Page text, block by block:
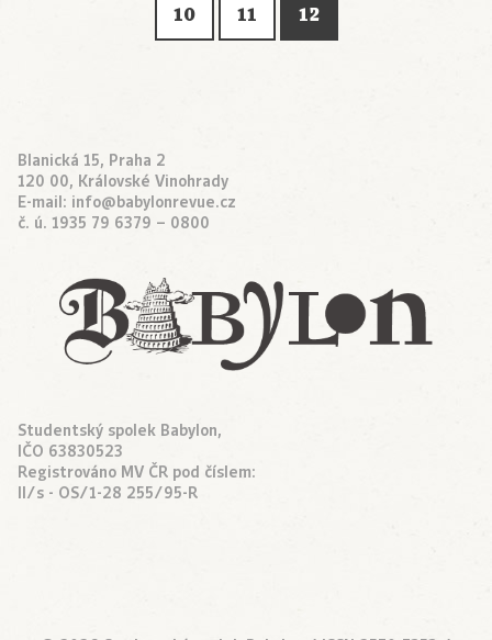
10 11 12
Blanická 15, Praha 2
120 00, Královské Vinohrady
E-mail: info@babylonrevue.cz
č. ú. 1935 79 6379 – 0800
Studentský spolek Babylon,
IČO 63830523
Registrováno MV ČR pod číslem:
II/s - OS/1-28 255/95-R